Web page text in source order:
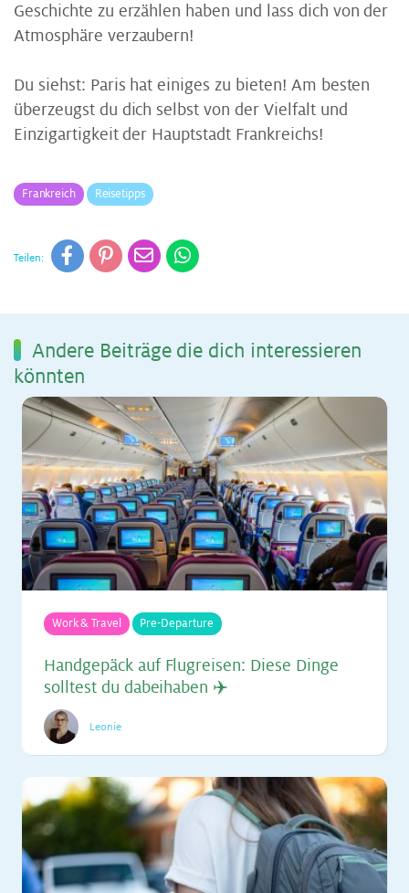
Geschichte zu erzählen haben und lass dich von der
Atmosphäre verzaubern!
Du siehst: Paris hat einiges zu bieten! Am besten
überzeugst du dich selbst von der Vielfalt und
Einzigartigkeit der Hauptstadt Frankreichs!
Frankreich Reisetipps
Teilen:
An­de­re Bei­trä­ge die dich in­ter­es­sie­ren
könn­ten
Work & Travel Pre-Departure
Hand­ge­päck auf Flug­rei­sen: Die­se Din­ge
soll­test du da­bei­ha­ben ✈️
Leonie